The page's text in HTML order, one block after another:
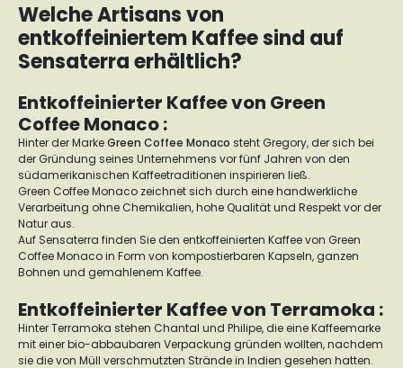
Welche Artisans von
entkoffeiniertem Kaffee sind auf
Sensaterra erhältlich?
Entkoffeinierter Kaffee von Green
Coffee Monaco :
Hinter der MarkeGreen Coffee Monaco steht Gregory, der sich bei
der Gründung seines Unternehmens vor fünf Jahren von den
südamerikanischen Kaffeetraditionen inspirieren ließ.
Green Coffee Monaco zeichnet sich durch eine handwerkliche
Verarbeitung ohne Chemikalien, hohe Qualität und Respekt vor der
Natur aus.
Auf Sensaterra finden Sie den entkoffeinierten Kaffee von Green
Coffee Monaco in Form von kompostierbaren Kapseln, ganzen
Bohnen und gemahlenem Kaffee.
Entkoffeinierter Kaffee von Terramoka :
Hinter Terramoka stehen Chantal und Philipe, die eine Kaffeemarke
mit einer bio-abbaubaren Verpackung gründen wollten, nachdem
sie die von Müll verschmutzten Strände in Indien gesehen hatten.